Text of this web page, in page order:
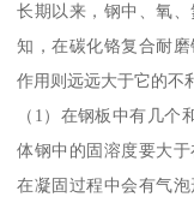
长期以来，钢中、氧
知，在碳化铬复合耐
作用则远远大于它的不
（1）在钢板中有几个
体钢中的固溶度要大
在凝固过程中会有气